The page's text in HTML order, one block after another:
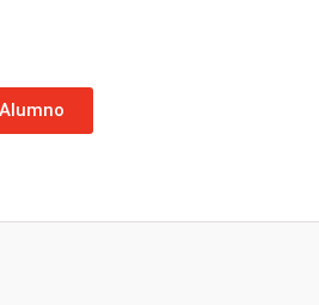
Alumno